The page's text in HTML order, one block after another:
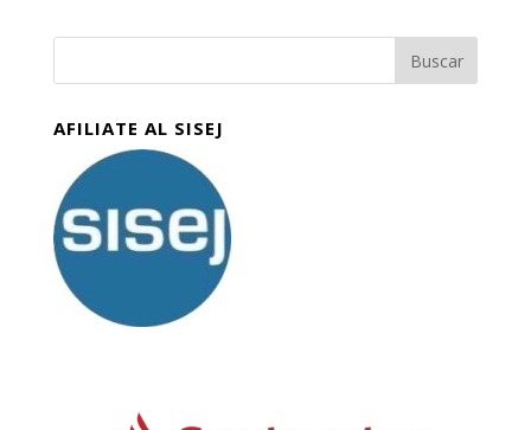
AFILIATE AL SISEJ